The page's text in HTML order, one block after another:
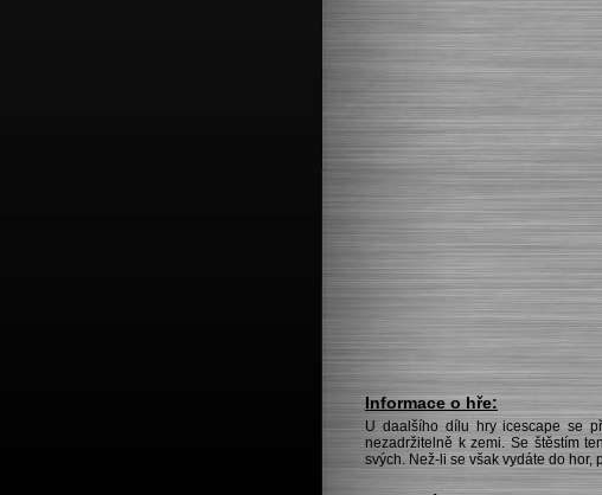
Informace o hře:
U daalšího dílu hry icescape se
nezadržitelně k zemi. Se štěstím
svých. Než-li se však vydáte do hor,